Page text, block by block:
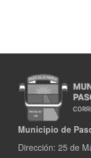
Municipio de
Dirección: 25 de